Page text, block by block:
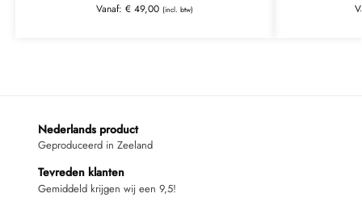
Vanaf: €49,00 (incl. btw)
Nederlands product
Geproduceerd in Zeeland
Tevreden klanten
Gemiddeld krijgen wij een 9,5!